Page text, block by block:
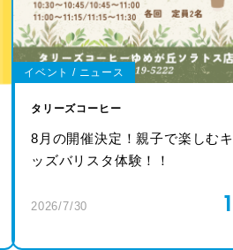
イベント / ニュース
タリーズコーヒー
8月の開催決定！親子で楽しむキ
ッズバリスタ体験！！
2026/7/30 1